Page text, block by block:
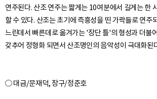
연주된다. 산조 연주는 짧게는 10여분에서 길게는 한
할 수 있다. 산조는 초기에 즉흥성을 띤 가락들로 연주
느린데서 빠른데로 옮겨가는 '장단 틀'의 형성과 더불